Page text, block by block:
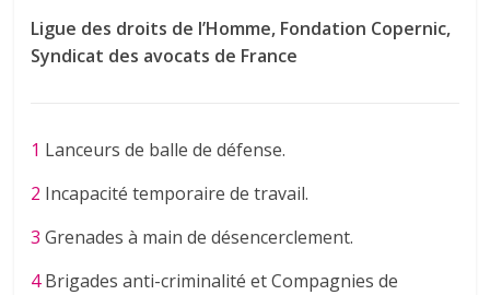
Ligue des droits de l’Homme, Fondation Copernic,
Syndicat des avocats de France
1 Lanceurs de balle de défense.
2 Incapacité temporaire de travail.
3 Grenades à main de désencerclement.
4Brigades anti-criminalité et Compagnies de